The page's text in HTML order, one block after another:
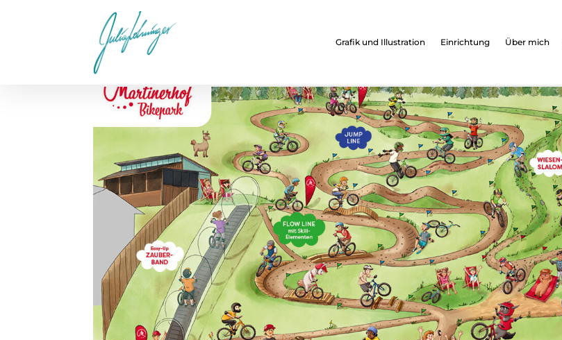
Grafik und Illustration Einrichtung Über mich